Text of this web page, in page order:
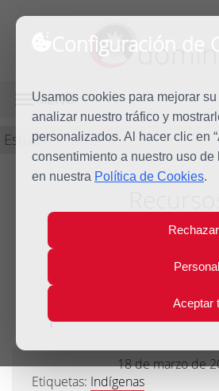
Configuración de
Usamos cookies para mejorar
analizar nuestro tráfico y
personalizados. Al hacer clic en
consentimiento a nuestro uso
en nuestra Política de Cookies.
Aceptar
MENÚ
Estudio
La asfixia
pueblos
18 de marzo de
Etiquetas: Indígenas